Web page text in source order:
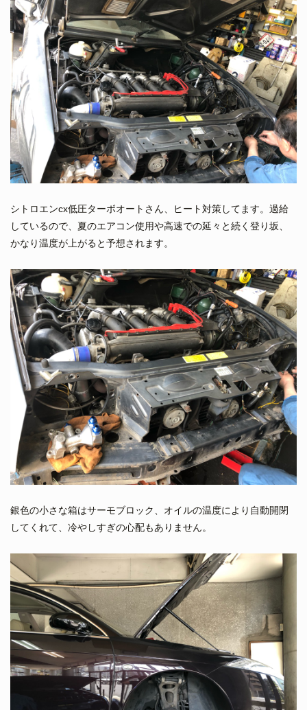
シトロエンcx低圧ターボオートさん、ヒート対策してます。過給
しているので、夏のエアコン使用や高速での延々と続く登り坂、
かなり温度が上がると予想されます。
銀色の小さな箱はサーモブロック、オイルの温度により自動開閉
してくれて、冷やしすぎの心配もありません。